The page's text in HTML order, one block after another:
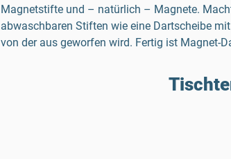
Magnetstifte und – natürlich – Magnete.
abwaschbaren Stiften wie eine Dartscheibe
von der aus geworfen wird. Fertig ist Magnet-